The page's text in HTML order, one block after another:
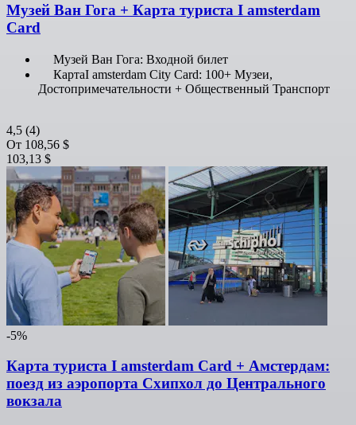
Музей Ван Гога + Карта туриста I amsterdam
Card
Музей Ван Гога: Входной билет
КартаI amsterdam City Card: 100+ Музеи,
Достопримечательности + Общественный Транспорт
4,5 (4)
От 108,56 $
103,13 $
-5%
Карта туриста I amsterdam Card + Амстердам:
поезд из аэропорта Схипхол до Центрального
вокзала